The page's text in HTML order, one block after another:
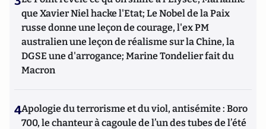
que Xavier Niel hacke l'Etat; Le Nobel de la Paix
russe donne une leçon de courage, l'ex PM
australien une leçon de réalisme sur la Chine, la
DGSE une d'arrogance; Marine Tondelier fait du
Macron
4Apologie du terrorisme et du viol, antisémite : Boro
700, le chanteur à cagoule de l’un des tubes de l’été